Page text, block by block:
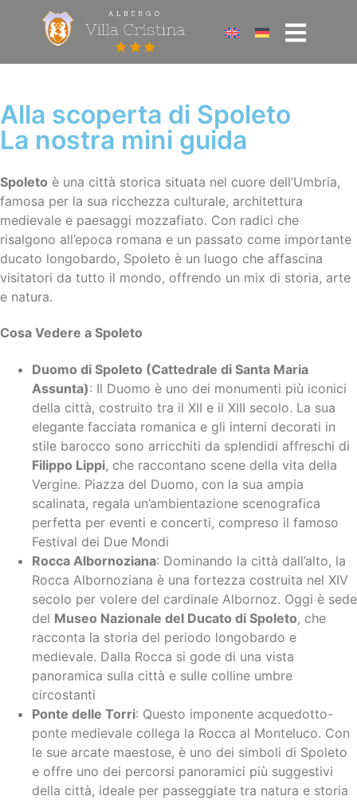
Alla scoperta di Spoleto
La nostra mini guida
Spoleto è una città storica situata nel cuore dell’Umbria,
famosa per la sua ricchezza culturale, architettura
medievale e paesaggi mozzafiato. Con radici che
risalgono all’epoca romana e un passato come importante
ducato longobardo, Spoleto è un luogo che affascina
visitatori da tutto il mondo, offrendo un mix di storia, arte
e natura.
Cosa Vedere a Spoleto
Duomo di Spoleto (Cattedrale di Santa Maria
Assunta): Il Duomo è uno dei monumenti più iconici
della città, costruito tra il XII e il XIII secolo. La sua
elegante facciata romanica e gli interni decorati in
stile barocco sono arricchiti da splendidi affreschi di
Filippo Lippi, che raccontano scene della vita della
Vergine. Piazza del Duomo, con la sua ampia
scalinata, regala un’ambientazione scenografica
perfetta per eventi e concerti, compreso il famoso
Festival dei Due Mondi
Rocca Albornoziana: Dominando la città dall’alto, la
Rocca Albornoziana è una fortezza costruita nel XIV
secolo per volere del cardinale Albornoz. Oggi è sede
del Museo Nazionale del Ducato di Spoleto, che
racconta la storia del periodo longobardo e
medievale. Dalla Rocca si gode di una vista
panoramica sulla città e sulle colline umbre
circostanti
Ponte delle Torri: Questo imponente acquedotto-
ponte medievale collega la Rocca al Monteluco. Con
le sue arcate maestose, è uno dei simboli di Spoleto
e offre uno dei percorsi panoramici più suggestivi
della città, ideale per passeggiate tra natura e storia